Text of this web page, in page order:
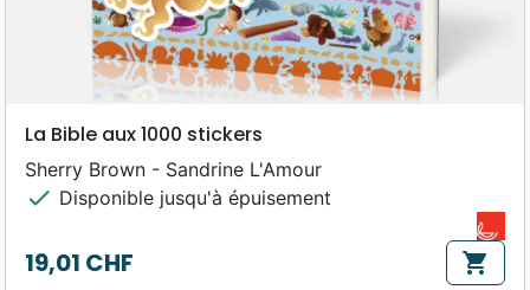
La Bible aux 1000 stickers
Sherry Brown - Sandrine L'Amour
check Disponible jusqu'à épuisement
Prix
19,01 CHF shopping_cart